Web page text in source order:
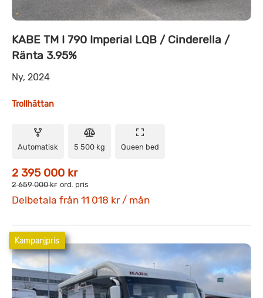
KABE TM I 790 Imperial LQB / Cinderella /
Ränta 3.95%
Ny, 2024
Trollhättan
Automatisk 5 500 kg Queen bed
2 395 000 kr
2 659 000 kr ord. pris
Delbetala från 11 018 kr / mån
Kampanjpris